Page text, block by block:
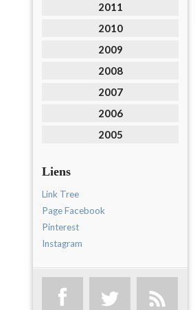
2011
2010
2009
2008
2007
2006
2005
Liens
Link Tree
Page Facebook
Pinterest
Instagram